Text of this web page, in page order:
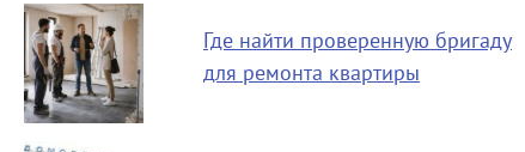
Где найти проверенную бригаду
для ремонта квартиры